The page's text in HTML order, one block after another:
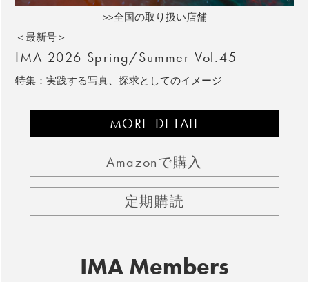
>>全国の取り扱い店舗
＜最新号＞
IMA 2026 Spring/Summer Vol.45
特集：実践する写真、探求としてのイメージ
MORE DETAIL
Amazonで購入
定期購読
IMA Members